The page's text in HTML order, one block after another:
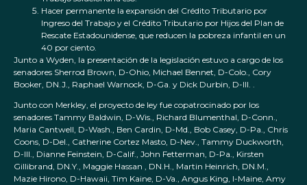
Hacer permanente la expansión del Crédito Tributario por
Ingreso del Trabajo y el Crédito Tributario por Hijos del Plan de
Rescate Estadounidense, que reducen la pobreza infantil en un
40 por ciento.
Junto a Wyden, la presentación de la legislación estuvo a cargo de los
senadores Sherrod Brown, D-Ohio, Michael Bennet, D-Colo., Cory
Booker, DN.J., Raphael Warnock, D-Ga. y Dick Durbin, D-Ill. .
Junto con Merkley, el proyecto de ley fue copatrocinado por los
senadores Tammy Baldwin, D-Wis., Richard Blumenthal, D-Conn.,
Maria Cantwell, D-Wash., Ben Cardin, D-Md., Bob Casey, D-Pa., Chris
Coons, D-Del., Catherine Cortez Masto, D-Nev., Tammy Duckworth,
D-Ill., Dianne Feinstein, D-Calif., John Fetterman, D-Pa., Kirsten
Gillibrand, DN.Y., Maggie Hassan , DN.H., Martin Heinrich, DN.M.,
Mazie Hirono, D-Hawaii, Tim Kaine, D-Va., Angus King, I-Maine, Amy